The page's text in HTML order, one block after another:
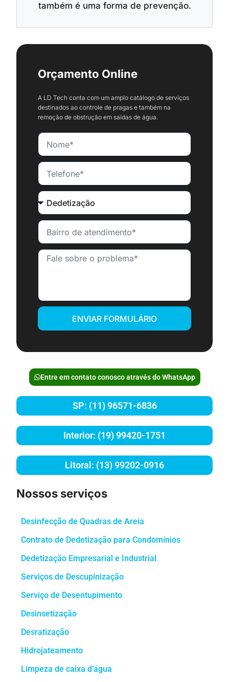
também é uma forma de prevenção.
Orçamento Online
A LD Tech conta com um amplo catálogo de serviços
destinados ao controle de pragas e também na
remoção de obstrução em saídas de água.
ENVIAR FORMULÁRIO
Entre em contato conosco através do WhatsApp
SP: (11) 96571-6836
Interior: (19) 99420-1751
Litoral: (13) 99202-0916
Nossos serviços
Desinfecção de Quadras de Areia
Contrato de Dedetização para Condomínios
Dedetização Empresarial e Industrial
Serviços de Descupinização
Serviço de Desentupimento
Desinsetização
Desratização
Hidrojateamento
Limpeza de caixa d’água